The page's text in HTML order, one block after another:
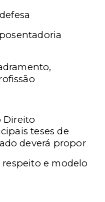
Direito
teses de
deverá propor
e modelo